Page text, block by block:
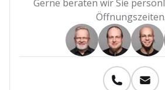
Gerne beraten wir Sie
Öffnungszeiten.